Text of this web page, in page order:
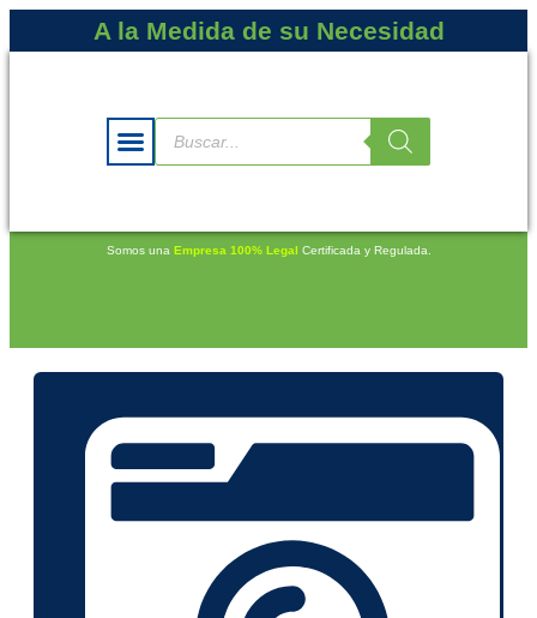
A la Medida de su Necesidad
Somos una Empresa 100% Legal Certificada y Regulada.